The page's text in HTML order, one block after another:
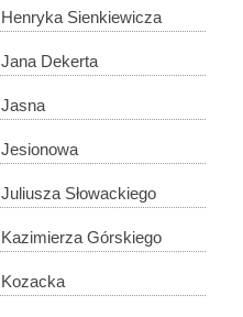
Henryka Sienkiewicza
Jana Dekerta
Jasna
Jesionowa
Juliusza Słowackiego
Kazimierza Górskiego
Kozacka